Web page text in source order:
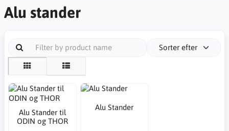
Alu stander
Sorter efter
Alu Stander til
ODIN og THOR
Alu Stander